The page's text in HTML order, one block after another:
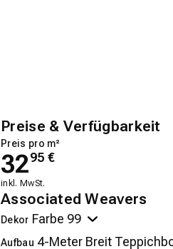
Preise & Verfügbarkeit
Preis pro m²
3295 €
inkl. MwSt.
Associated Weavers
Dekor
Aufbau